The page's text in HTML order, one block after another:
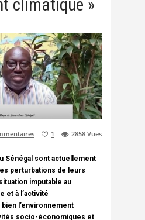
climatique »
1 2858 Vues
Sénégal sont actuellement
perturbations de leurs
imputable au
et à l’activité
l’environnement
socio-économiques et